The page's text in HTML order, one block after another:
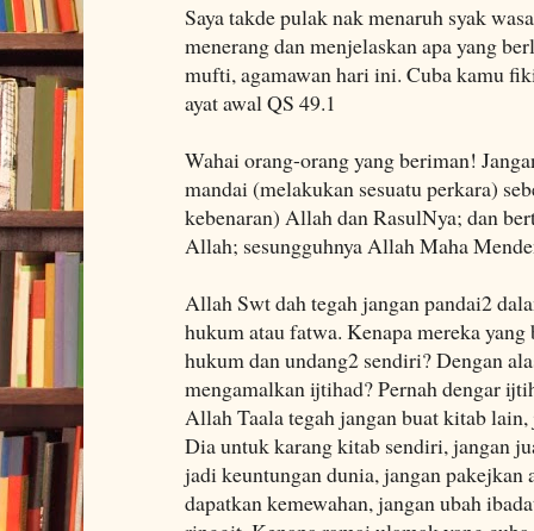
Saya takde pulak nak menaruh syak
menerang dan menjelaskan apa yang
mufti, agamawan hari ini. Cuba kamu
ayat awal QS 49.1
Wahai orang-orang yang beriman!
mandai (melakukan sesuatu perkara)
kebenaran) Allah dan RasulNya; dan
Allah; sesungguhnya Allah Maha
Allah Swt dah tegah jangan pandai2
hukum atau fatwa. Kenapa mereka
hukum dan undang2 sendiri? Dengan
mengamalkan ijtihad? Pernah dengar
Allah Taala tegah jangan buat kitab
Dia untuk karang kitab sendiri, jangan
jadi keuntungan dunia, jangan pakejkan
dapatkan kemewahan, jangan ubah